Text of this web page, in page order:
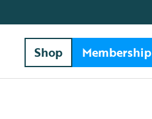
Shop Membership